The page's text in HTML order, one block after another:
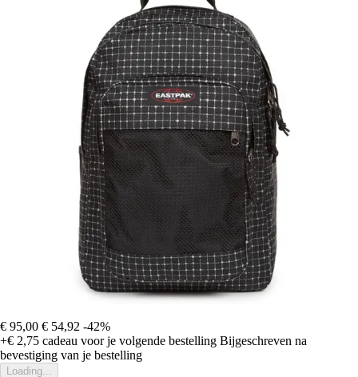
€ 95,00 € 54,92 -42%
+€ 2,75 cadeau voor je volgende bestelling Bijgeschreven na
bevestiging van je bestelling
Loading...